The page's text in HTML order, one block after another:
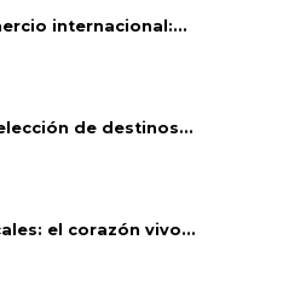
internacional:...
de destinos...
el corazón vivo...